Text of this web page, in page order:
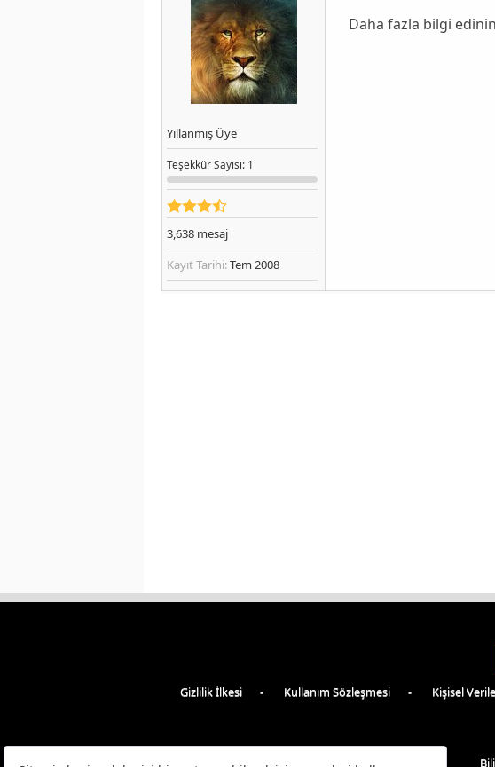
Yıllanmış Üye
TeşekkürSayısı: 1
3,638 mesaj
Kayıt Tarihi:Tem 2008
Daha fazla bilgi
Gizlilik İlkesi Kullanım Sözleşmesi Kişisel